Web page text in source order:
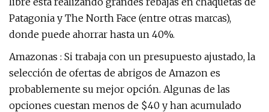
Patagonia y The North Face (entre otras marcas),
donde puede ahorrar hasta un 40%.
Amazonas : Si trabaja con un presupuesto ajustado, la
selección de ofertas de abrigos de Amazon es
probablemente su mejor opción. Algunas de las
opciones cuestan menos de $40 y han acumulado